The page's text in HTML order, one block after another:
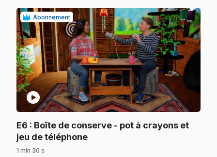
Abonnement
play_circle
E6 : Boîte de conserve - pot à crayons et
jeu de téléphone.
1 min 30 s